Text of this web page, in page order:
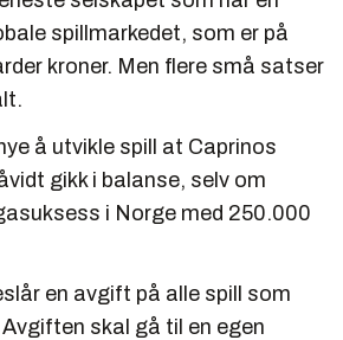
spillmarkedet, som er på
kroner. Men flere små satser
å utvikle spill at Caprinos
gikk i balanse, selv om
i Norge med 250.000
en avgift på alle spill som
skal gå til en egen